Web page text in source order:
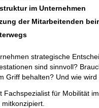
im Unternehmen
der Mitarbeitenden
strategische
sind sinnvoll?
Griff behalten? Und wie
Fachspezialist für Mobilität
mitkonzipiert.